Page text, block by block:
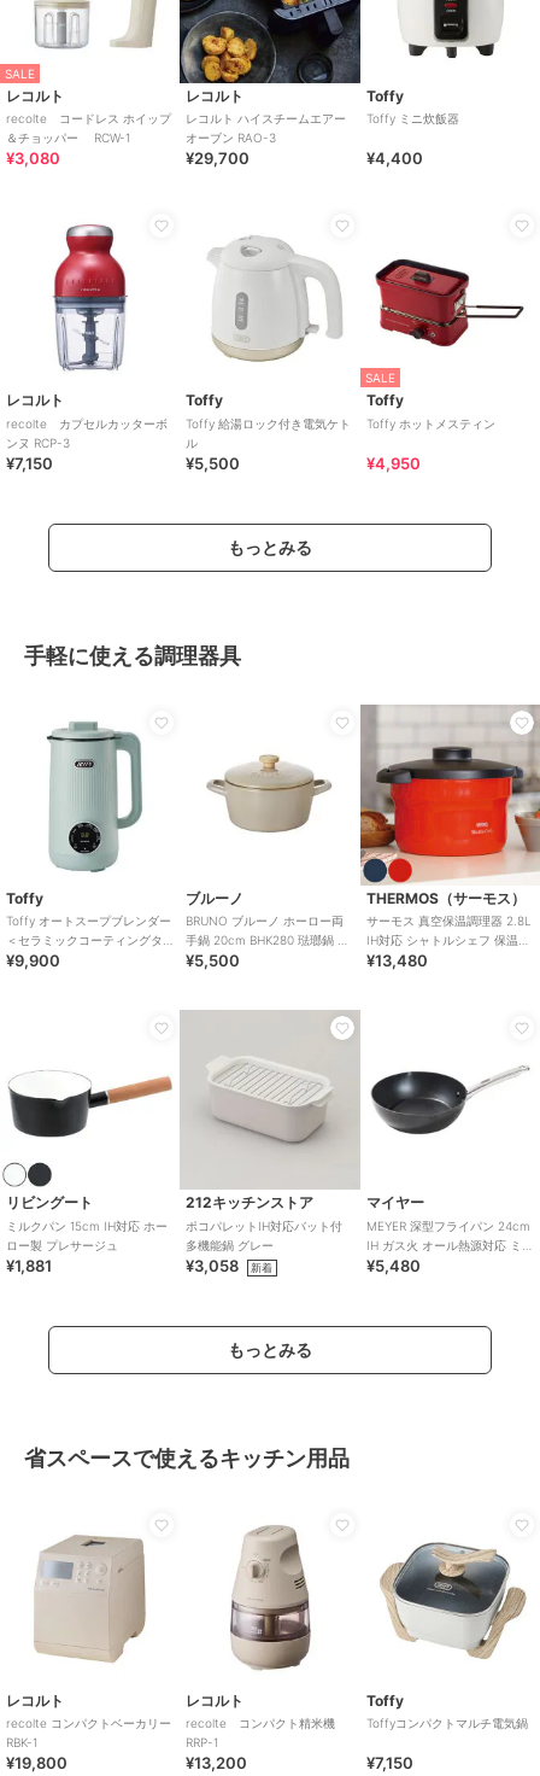
SALE
レコルト
recolte コードレス ホイップ
＆チョッパー RCW-1
¥3,080
レコルト
レコルト ハイスチームエアー
オーブン RAO-3
¥29,700
Toffy
Toffy ミニ炊飯器
¥4,400
レコルト
recolte カプセルカッターボ
ンヌ RCP-3
¥7,150
Toffy
Toffy 給湯ロック付き電気ケト
ル
¥5,500
SALE
Toffy
Toffy ホットメスティン
¥4,950
もっとみる
手軽に使える調理器具
Toffy
Toffy オートスープブレンダー
＜セラミックコーティングタ
イプ＞
¥9,900
ブルーノ
BRUNO ブルーノ ホーロー両
手鍋 20cm BHK280 琺瑯鍋 ホ
ーロー鍋 IH対応 直火対応
¥5,500
THERMOS（サーモス）
サーモス 真空保温調理器 2.8L
IH対応 シャトルシェフ 保温調
理鍋
¥13,480
リビングート
ミルクパン 15cm IH対応 ホー
ロー製 プレサージュ
¥1,881
212キッチンストア
ポコパレットIH対応バット付
多機能鍋 グレー
¥3,058 新着
マイヤー
MEYER 深型フライパン 24cm
IH ガス火 オール熱源対応 ミニ
マル
¥5,480
もっとみる
省スペースで使えるキッチン用品
レコルト
recolte コンパクトベーカリー
RBK-1
¥19,800
レコルト
recolte コンパクト精米機
RRP-1
¥13,200
Toffy
Toffyコンパクトマルチ電気鍋
¥7,150